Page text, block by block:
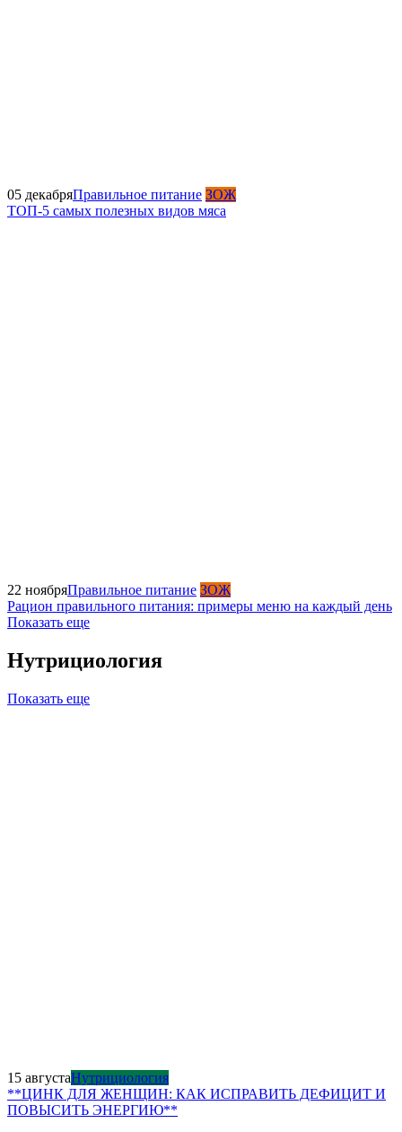
05 декабряПравильное питание ЗОЖ
ТОП-5 самых полезных видов мяса
22 ноябряПравильное питание ЗОЖ
Рацион правильного питания: примеры меню на каждый день
Показать еще
Нутрициология
Показать еще
15 августаНутрициология
**ЦИНК ДЛЯ ЖЕНЩИН: КАК ИСПРАВИТЬ ДЕФИЦИТ И
ПОВЫСИТЬ ЭНЕРГИЮ**